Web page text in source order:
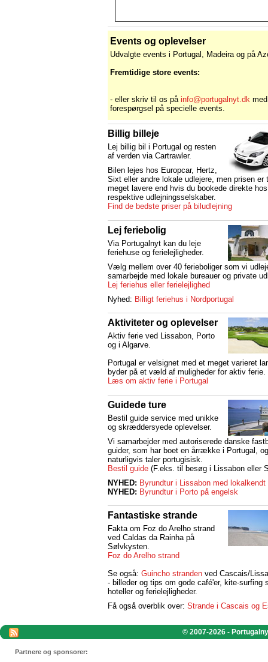
Events og oplevelser
Udvalgte events i Portugal, Madeira og på
Fremtidige store events:
- eller skriv til os på info@portugalnyt.dk med
forespørgsel på specielle events.
Billig billeje
Lej billig bil i Portugal og resten
af verden via Cartrawler.
Bilen lejes hos Europcar, Hertz,
Sixt eller andre lokale udlejere, men prisen er
meget lavere end hvis du bookede direkte
respektive udlejningsselskaber.
Find de bedste priser på biludlejning
Lej feriebolig
Via Portugalnyt kan du leje
feriehuse og ferielejligheder.
Vælg mellem over 40 ferieboliger som vi
samarbejde med lokale bureauer og private
Lej feriehus eller ferielejlighed
Nyhed: Billigt feriehus i Nordportugal
Aktiviteter og oplevelser
Aktiv ferie ved Lissabon, Porto
og i Algarve.
Portugal er velsignet med et meget varieret
byder på et væld af muligheder for aktiv ferie.
Læs om aktiv ferie i Portugal
Guidede ture
Bestil guide service med unikke
og skræddersyede oplevelser.
Vi samarbejder med autoriserede danske
guider, som har boet en årrække i Portugal,
naturligvis taler portugisisk.
Bestil guide (F.eks. til besøg i Lissabon eller
NYHED: Byrundtur i Lissabon med lokalkendt
NYHED: Byrundtur i Porto på engelsk
Fantastiske strande
Fakta om Foz do Arelho strand
ved Caldas da Rainha på
Sølvkysten.
Foz do Arelho strand
Se også: Guincho stranden ved Cascais/
- billeder og tips om gode café'er, kite-surfing
hoteller og ferielejligheder.
Få også overblik over: Strande i Cascais og
© 2007-2026 -
Partnere og sponsorer: